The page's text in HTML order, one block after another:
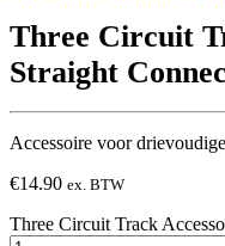
Three Circuit
Straight
Accessoire voor
€14.90 ex. BTW
Three Circuit Track